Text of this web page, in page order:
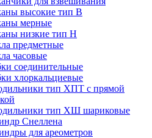
высокие тип В
мерные
низкие тип Н
предметные
часовые
соединительные
хлоркальциевые
тип ХПТ с прямой
тип ХШ шариковые
Снеллена
для ареометров